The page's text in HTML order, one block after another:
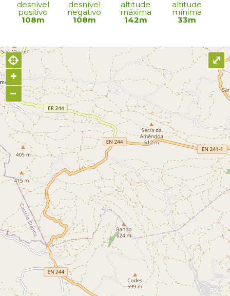
desnível
positivo
108m
desnível
negativo
108m
altitude
máxima
142m
altitude
mínima
33m
+
−
⤢